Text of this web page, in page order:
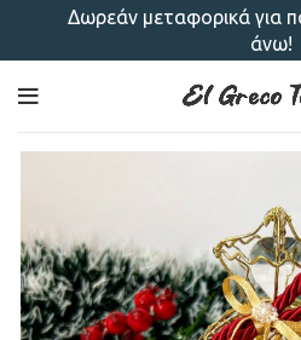
Δωρεάν μεταφορικά για
άνω!